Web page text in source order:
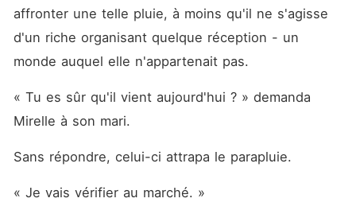
affronter une telle pluie, à moins qu'il ne s'agisse
d'un riche organisant quelque réception - un
monde auquel elle n'appartenait pas.
« Tu es sûr qu'il vient aujourd'hui ? » demanda
Mirelle à son mari.
Sans répondre, celui-ci attrapa le parapluie.
« Je vais vérifier au marché. »